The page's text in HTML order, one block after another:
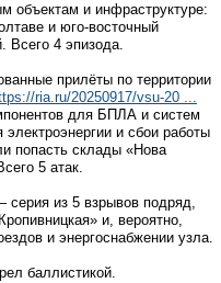
и инфраструктуре:
и юго-восточный
Всего 4 эпизода.
прилёты по территории
ria.ru/20250917/vsu-20 ...
для БПЛА и систем
и сбои работы
попасть склады «Нова
5 атак.
серия из 5 взрывов подряд,
и, вероятно,
и энергоснабжении узла.
баллистикой.